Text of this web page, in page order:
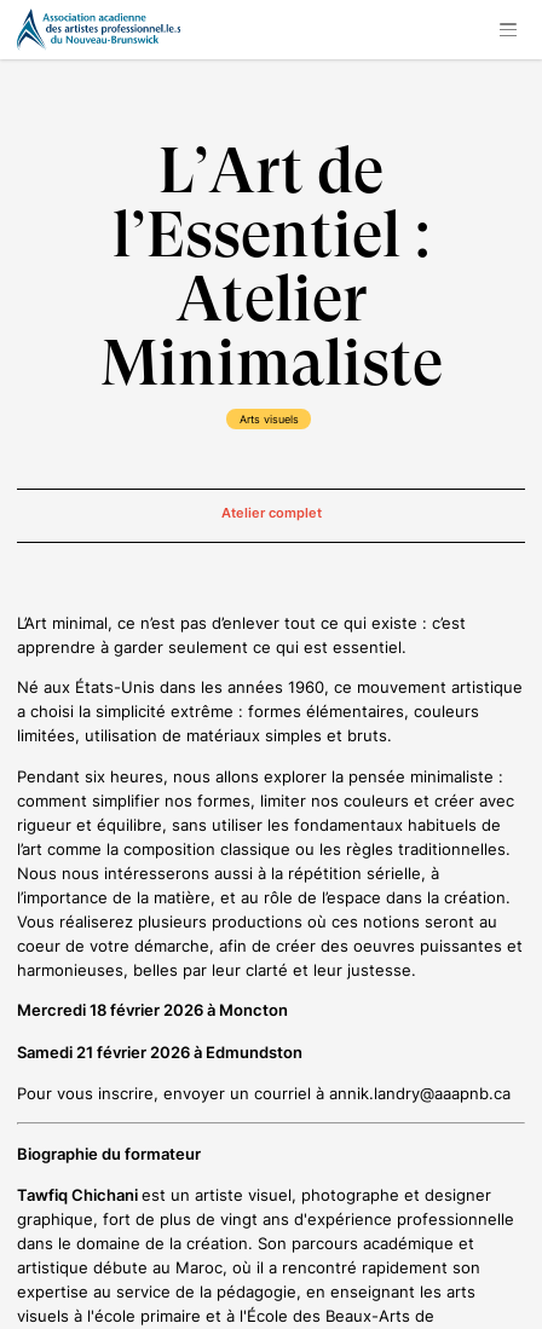
L’Art de
l’Essentiel :
Atelier
Minimaliste
Arts visuels
Atelier complet
L’Art minimal, ce n’est pas d’enlever tout ce qui existe : c’est
apprendre à garder seulement ce qui est essentiel.
Né aux États-Unis dans les années 1960, ce mouvement artistique
a choisi la simplicité extrême : formes élémentaires, couleurs
limitées, utilisation de matériaux simples et bruts.
Pendant six heures, nous allons explorer la pensée minimaliste :
comment simplifier nos formes, limiter nos couleurs et créer avec
rigueur et équilibre, sans utiliser les fondamentaux habituels de
l’art comme la composition classique ou les règles traditionnelles.
Nous nous intéresserons aussi à la répétition sérielle, à
l’importance de la matière, et au rôle de l’espace dans la création.
Vous réaliserez plusieurs productions où ces notions seront au
coeur de votre démarche, afin de créer des oeuvres puissantes et
harmonieuses, belles par leur clarté et leur justesse.
Mercredi 18 février 2026 à Moncton
Samedi 21 février 2026 à Edmundston
Pour vous inscrire, envoyer un courriel à annik.landry@aaapnb.ca
Biographie du formateur
Tawfiq Chichaniest un artiste visuel, photographe et designer
graphique, fort de plus de vingt ans d'expérience professionnelle
dans le domaine de la création. Son parcours académique et
artistique débute au Maroc, où il a rencontré rapidement son
expertise au service de la pédagogie, en enseignant les arts
visuels à l'école primaire et à l'École des Beaux-Arts de